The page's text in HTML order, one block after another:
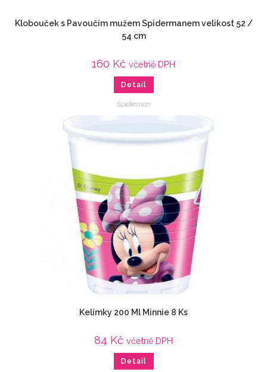
Klobouček s Pavoučím mužem Spidermanem velikost 52 /
54 cm
160 Kč včetně DPH
Detail
Spiderman
Kelímky 200 Ml Minnie 8 Ks
84 Kč včetně DPH
Detail